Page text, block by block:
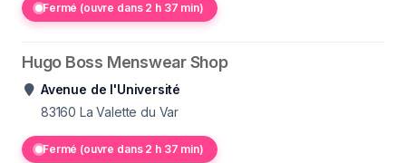
Fermé (ouvre dans 2 h 37 min)
Hugo Boss Menswear Shop
Avenue de l'Université
83160 La Valette du Var
Fermé (ouvre dans 2 h 37 min)